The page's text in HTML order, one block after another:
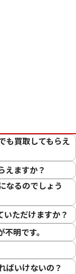
22金 (K22) ブレス
35.5g
参考買取価格
971,300円
も買取してもらえ
えますか？
なるのでしょう
ただけますか？
明です。
ばいけないの？